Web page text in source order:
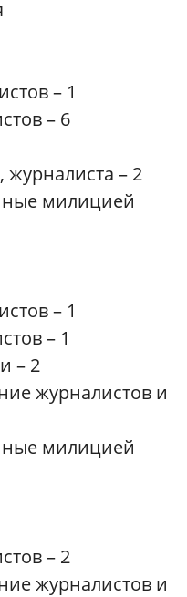
– 1
– 6
журналиста – 2
милицией
– 1
– 1
– 2
журналистов и
милицией
– 2
журналистов и